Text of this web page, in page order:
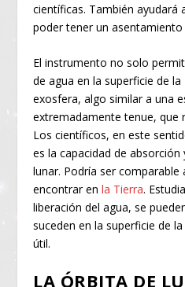
científicas. También
poder tener un
El instrumento no solo
de agua en la superficie de
exosfera, algo similar a una
extremadamente tenue, que
Los científicos, en este
es la capacidad de
lunar. Podría ser
encontrar enla Tierra.
liberación del agua, se
suceden en la superficie de
útil.
LA ÓRBITA DE